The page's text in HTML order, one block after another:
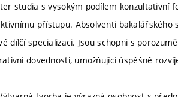
studia s vysokým podílem konzultativní
přístupu. Absolventi
dílčí specializaci. Jsou schopni s
dovednosti, umožňující úspěšně